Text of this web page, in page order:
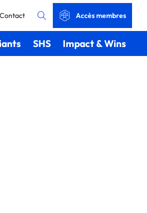
SHS Impact & Wins
Contact Accès membres